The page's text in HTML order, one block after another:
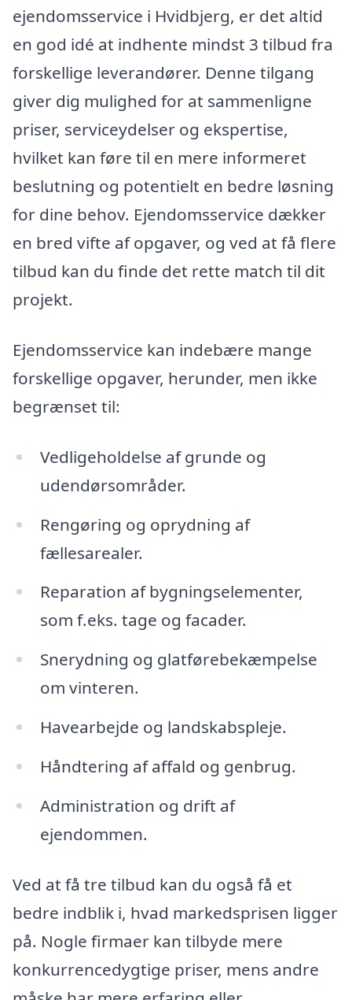
ejendomsservice i Hvidbjerg, er det altid
en god idé at indhente mindst 3 tilbud fra
forskellige leverandører. Denne tilgang
giver dig mulighed for at sammenligne
priser, serviceydelser og ekspertise,
hvilket kan føre til en mere informeret
beslutning og potentielt en bedre løsning
for dine behov. Ejendomsservice dækker
en bred vifte af opgaver, og ved at få flere
tilbud kan du finde det rette match til dit
projekt.
Ejendomsservice kan indebære mange
forskellige opgaver, herunder, men ikke
begrænset til:
Vedligeholdelse af grunde og
udendørsområder.
Rengøring og oprydning af
fællesarealer.
Reparation af bygningselementer,
som f.eks. tage og facader.
Snerydning og glatførebekæmpelse
om vinteren.
Havearbejde og landskabspleje.
Håndtering af affald og genbrug.
Administration og drift af
ejendommen.
Ved at få tre tilbud kan du også få et
bedre indblik i, hvad markedsprisen ligger
på. Nogle firmaer kan tilbyde mere
konkurrencedygtige priser, mens andre